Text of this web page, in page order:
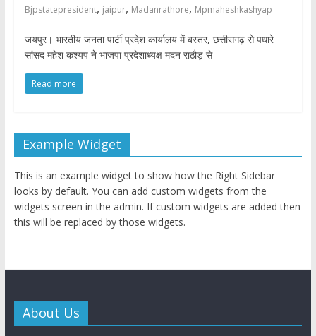
Bjpstatepresident, jaipur, Madanrathore, Mpmaheshkashyap
जयपुर। भारतीय जनता पार्टी प्रदेश कार्यालय में बस्तर, छत्तीसगढ़ से पधारे
सांसद महेश कश्यप ने भाजपा प्रदेशाध्यक्ष मदन राठौड़ से
Read more
Example Widget
This is an example widget to show how the Right Sidebar
looks by default. You can add custom widgets from the
widgets screen in the admin. If custom widgets are added then
this will be replaced by those widgets.
About Us